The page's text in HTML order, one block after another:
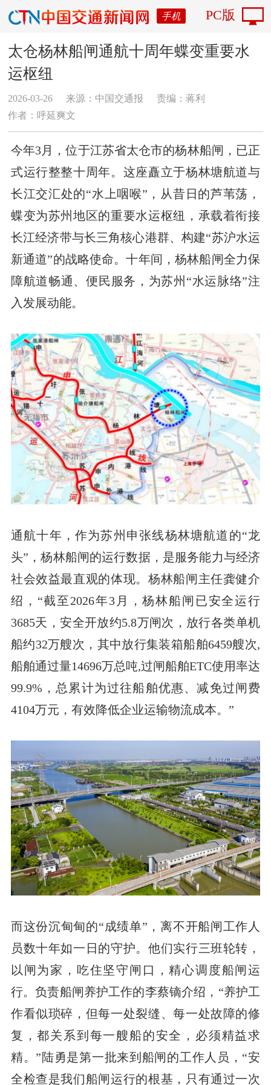
手机 PC版
太仓杨林船闸通航十周年蝶变重要水
运枢纽
2026-03-26 来源：中国交通报
责编：蒋利
作者：呼延爽文
今年3月，位于江苏省太仓市的杨林船闸，已正
式运行整整十周年。这座矗立于杨林塘航道与
长江交汇处的“水上咽喉”，从昔日的芦苇荡，
蝶变为苏州地区的重要水运枢纽，承载着衔接
长江经济带与长三角核心港群、构建“苏沪水运
新通道”的战略使命。十年间，杨林船闸全力保
障航道畅通、便民服务，为苏州“水运脉络”注
入发展动能。
通航十年，作为苏州申张线杨林塘航道的“龙
头”，杨林船闸的运行数据，是服务能力与经济
社会效益最直观的体现。杨林船闸主任龚健介
绍，“截至2026年3月，杨林船闸已安全运行
3685天，安全开放约5.8万闸次，放行各类单机
船约32万艘次，其中放行集装箱船舶6459艘次,
船舶通过量14696万总吨,过闸船舶ETC使用率达
99.9%，总累计为过往船舶优惠、减免过闸费
4104万元，有效降低企业运输物流成本。”
而这份沉甸甸的“成绩单”，离不开船闸工作人
员数十年如一日的守护。他们实行三班轮转，
以闸为家，吃住坚守闸口，精心调度船闸运
行。负责船闸养护工作的李蔡镝介绍，“养护工
作看似琐碎，但每一处裂缝、每一处故障的修
复，都关系到每一艘船的安全，必须精益求
精。”陆勇是第一批来到船闸的工作人员，“安
全检查是我们船闸运行的根基，只有通过一次